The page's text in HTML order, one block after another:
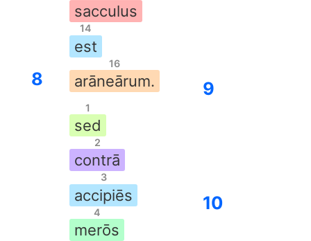
8
sacculus
14
est
16
arāneārum.
1
sed
2
contrā
3
accipiēs
4
merōs
9
10